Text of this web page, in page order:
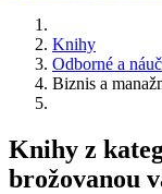
Knihy
Odborné a
Biznis a
Knihy z
brožovanou